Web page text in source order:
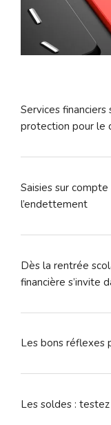
Services
protection pour le
Saisies sur
l’endettement
Dès la rentrée
financière s’invite
Les bons réflexes
Les soldes :